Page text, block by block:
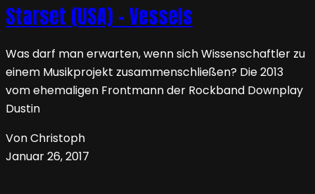
Starset (USA) – Vessels
Was darf man erwarten, wenn sich Wissenschaftler zu
einem Musikprojekt zusammenschließen? Die 2013
vom ehemaligen Frontmann der Rockband Downplay
Dustin
Von Christoph
Januar 26, 2017